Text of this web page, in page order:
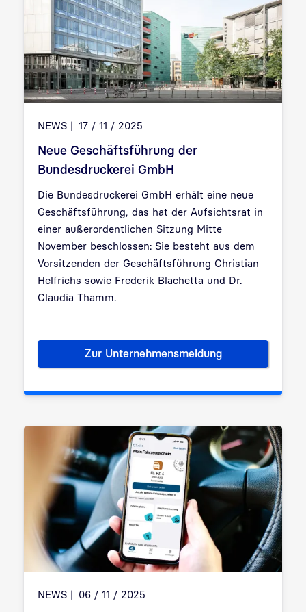
NEWS 17 / 11 / 2025
Neue Geschäftsführung der
Bundesdruckerei GmbH
Die Bundesdruckerei GmbH erhält eine neue
Geschäftsführung, das hat der Aufsichtsrat in
einer außerordentlichen Sitzung Mitte
November beschlossen: Sie besteht aus dem
Vorsitzenden der Geschäftsführung Christian
Helfrichs sowie Frederik Blachetta und Dr.
Claudia Thamm.
Zur UnternehmensmeldungNeue Geschäftsführung der
NEWS 06 / 11 / 2025